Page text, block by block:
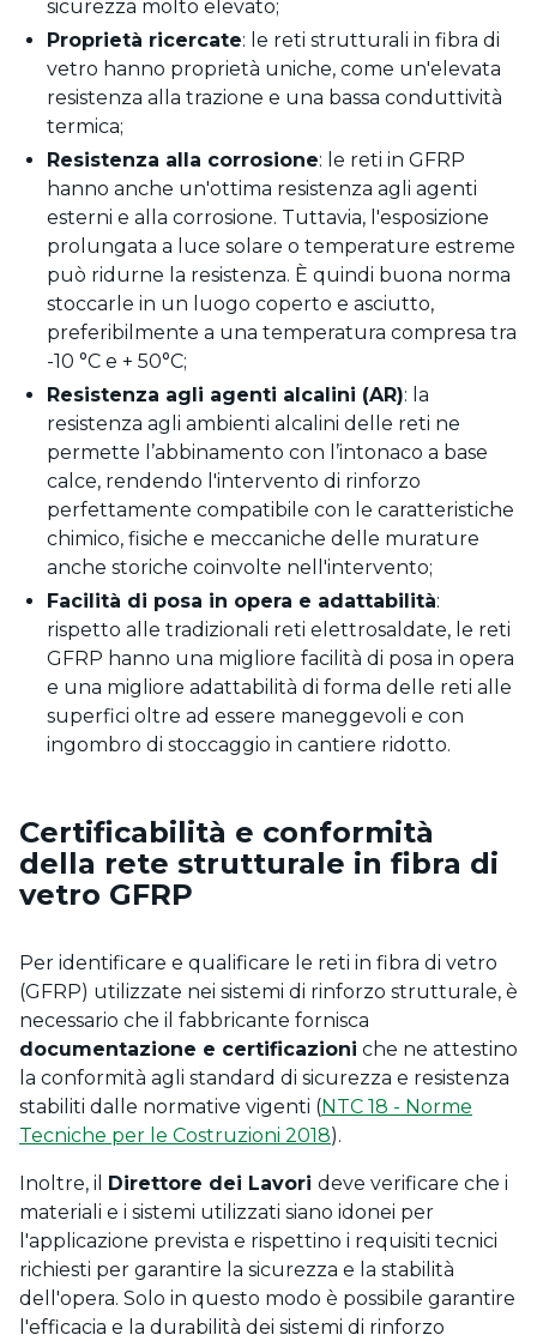
sicurezza molto elevato;
Proprietà ricercate: le reti strutturali in fibra di
vetro hanno proprietà uniche, come un'elevata
resistenza alla trazione e una bassa conduttività
termica;
Resistenza alla corrosione: le reti in GFRP
hanno anche un'ottima resistenza agli agenti
esterni e alla corrosione. Tuttavia, l'esposizione
prolungata a luce solare o temperature estreme
può ridurne la resistenza. È quindi buona norma
stoccarle in un luogo coperto e asciutto,
preferibilmente a una temperatura compresa tra
-10 °C e + 50°C;
Resistenza agli agenti alcalini (AR): la
resistenza agli ambienti alcalini delle reti ne
permette l’abbinamento con l’intonaco a base
calce, rendendo l'intervento di rinforzo
perfettamente compatibile con le caratteristiche
chimico, fisiche e meccaniche delle murature
anche storiche coinvolte nell'intervento;
Facilità di posa in opera e adattabilità:
rispetto alle tradizionali reti elettrosaldate, le reti
GFRP hanno una migliore facilità di posa in opera
e una migliore adattabilità di forma delle reti alle
superfici oltre ad essere maneggevoli e con
ingombro di stoccaggio in cantiere ridotto.
Certificabilità e conformità
della rete strutturale in fibra di
vetro GFRP
Per identificare e qualificare le reti in fibra di vetro
(GFRP) utilizzate nei sistemi di rinforzo strutturale, è
necessario che il fabbricante fornisca
documentazione e certificazioni che ne attestino
la conformità agli standard di sicurezza e resistenza
stabiliti dalle normative vigenti (NTC 18 - Norme
Tecniche per le Costruzioni 2018).
Inoltre, il Direttore dei Lavori deve verificare che i
materiali e i sistemi utilizzati siano idonei per
l'applicazione prevista e rispettino i requisiti tecnici
richiesti per garantire la sicurezza e la stabilità
dell'opera. Solo in questo modo è possibile garantire
l'efficacia e la durabilità dei sistemi di rinforzo